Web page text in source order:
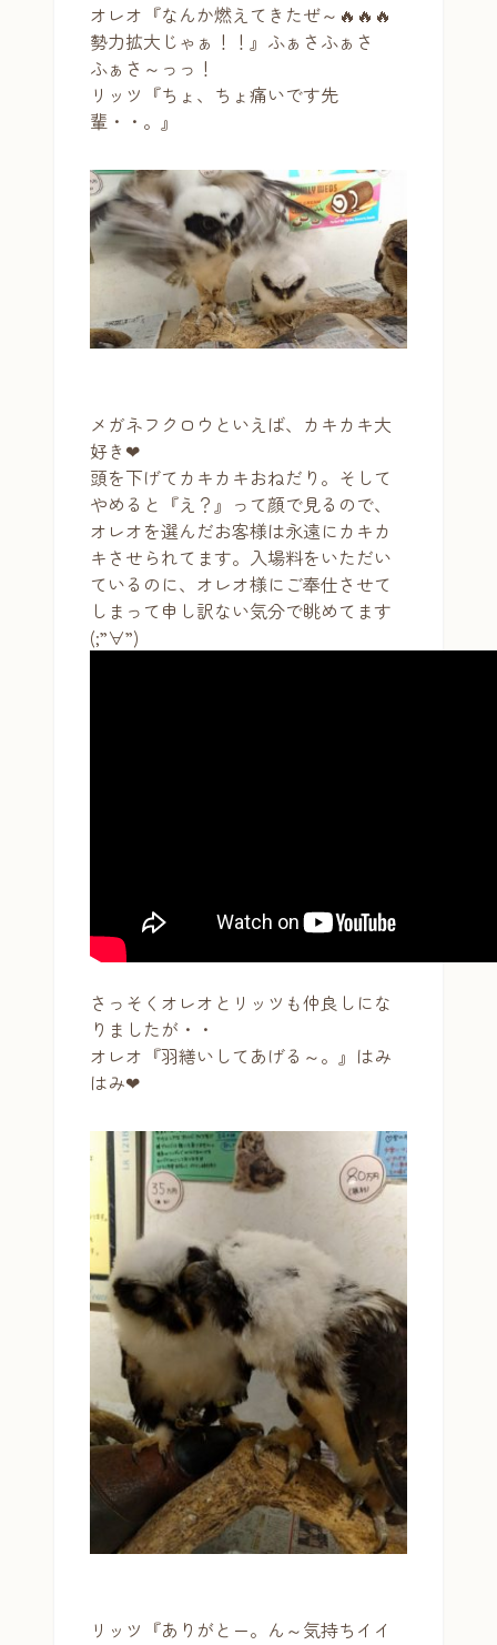
オレオ『なんか燃えてきたぜ～🔥🔥🔥
勢力拡大じゃぁ！！』ふぁさふぁさ
ふぁさ～っっ！
リッツ『ちょ、ちょ痛いです先
輩・・。』
メガネフクロウといえば、カキカキ大
好き❤
頭を下げてカキカキおねだり。そして
やめると『え？』って顔で見るので、
オレオを選んだお客様は永遠にカキカ
キさせられてます。入場料をいただい
ているのに、オレオ様にご奉仕させて
しまって申し訳ない気分で眺めてます
(;”∀”)
さっそくオレオとリッツも仲良しにな
りましたが・・
オレオ『羽繕いしてあげる～。』はみ
はみ❤
リッツ『ありがとー。ん～気持ちイイ